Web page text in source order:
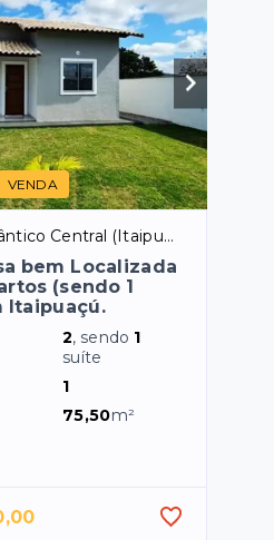
VENDA
(Itaipuaçu) - Maricá/RJ
bem Localizada
(sendo 1
Itaipuaçú.
2, sendo 1
suíte
1
75,50m²